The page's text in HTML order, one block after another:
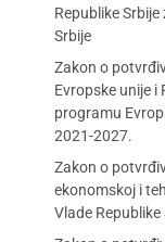
Republike
Srbije
Zakon o
Evropske unije i
programu
2021-2027.
Zakon o
ekonomskoj i
Vlade